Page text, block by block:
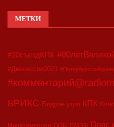
МЕТКИ
#20съездКПК
#Двесессии2023
БРИКС Бодрое утро КПК Кино
Минкоммерции ООН ПМЭФ Пояс